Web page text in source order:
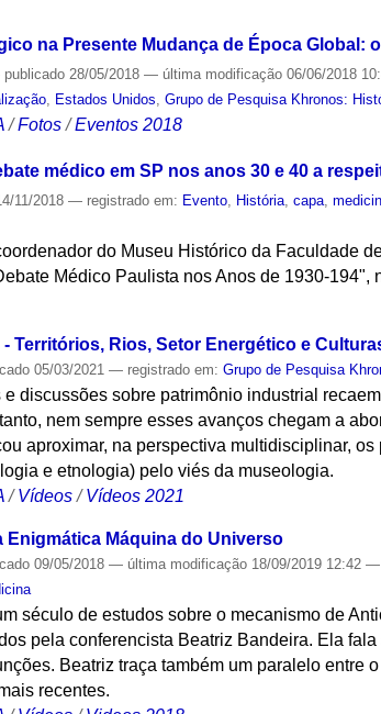
na Presente Mudança de Época Global:
publicado 28/05/2018— última modificação 06/06/2018
Estados Unidos ,Grupo de Pesquisa Khronos:
/Fotos /Eventos 2018
médico em SP nos anos 30 e 40 a
11/2018— registrado em: Evento, História,capa,
do Museu Histórico da Faculdade
Médico Paulista nos Anos de 1930-194",
Territórios, Rios, Setor Energético e
05/03/2021— registrado em:Grupo de Pesquisa
discussões sobre patrimônio industrial
nem sempre esses avanços chegam a
aproximar, na perspectiva multidisciplinar,
e etnologia) pelo viés da museologia.
/Vídeos /Vídeos 2021
Enigmática Máquina do Universo
09/05/2018— última modificação 18/09/2019 12:42—
século de estudos sobre o mecanismo de
pela conferencista Beatriz Bandeira. Ela
Beatriz traça também um paralelo entre
recentes.